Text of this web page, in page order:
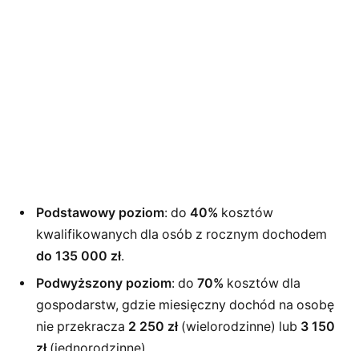
Podstawowy poziom: do 40% kosztów
kwalifikowanych dla osób z rocznym dochodem
do 135 000 zł.
Podwyższony poziom: do 70% kosztów dla
gospodarstw, gdzie miesięczny dochód na osobę
nie przekracza 2 250 zł(wielorodzinne) lub 3 150
zł(jednorodzinne).